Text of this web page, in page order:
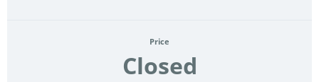
Price
Closed